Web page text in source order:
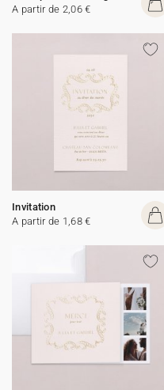
A partir de 2,06 €
Invitation
A partir de 1,68 €